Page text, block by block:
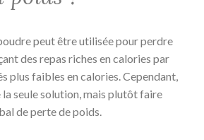
peut être utilisée pour perdre
des repas riches en calories par
plus faibles en calories. Cependant,
seule solution, mais plutôt faire
de perte de poids.